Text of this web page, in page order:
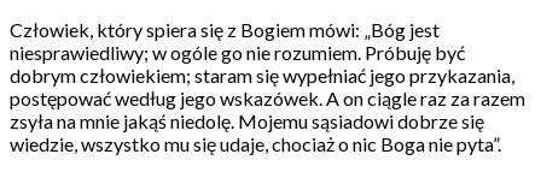
Człowiek, który spiera się z Bogiem mówi: „Bóg jest
niesprawiedliwy; w ogóle go nie rozumiem. Próbuję być
dobrym człowiekiem; staram się wypełniać jego przykazania,
postępować według jego wskazówek. A on ciągle raz za razem
zsyła na mnie jakąś niedolę. Mojemu sąsiadowi dobrze się
wiedzie, wszystko mu się udaje, chociaż o nic Boga nie pyta”.